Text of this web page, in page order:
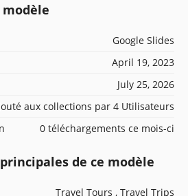
Google Slides
April 19, 2023
July 25, 2026
aux collections par 4 Utilisateurs
0 téléchargements ce mois-ci
de ce modèle
Travel Tours , Travel Trips